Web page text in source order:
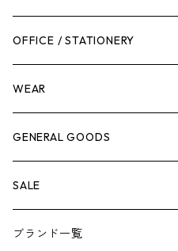
作業台
脚立
ケミカル
その他
ボディケア
ガーデンチェア
キャビネット・ツールハンガー
冬季用品
その他
バンジーバンド
ストレージボックス
クーラーボックス
ナイフ
メンテナンスグッズ
車内グッズ
車外グッズ
芳香剤
OFFICE / STATIONERY
WEAR
トップス
ボトムス
アンダーウェア
GENERAL GOODS
ウォレット
エアーフレッシュナー
SALE
ブランド一覧